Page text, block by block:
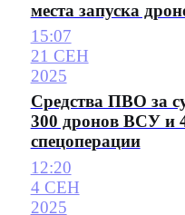
места запуска
15:07
21 СЕН
2025
Средства ПВО за
300 дронов ВСУ и
спецоперации
12:20
4 СЕН
2025